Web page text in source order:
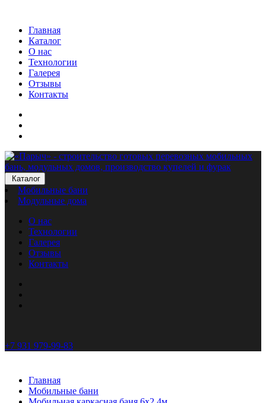
Главная
Каталог
О нас
Технологии
Галерея
Отзывы
Контакты
Каталог
Мобильные бани
Модульные дома
О нас
Технологии
Галерея
Отзывы
Контакты
+7 931 979-99-83
Главная
Мобильные бани